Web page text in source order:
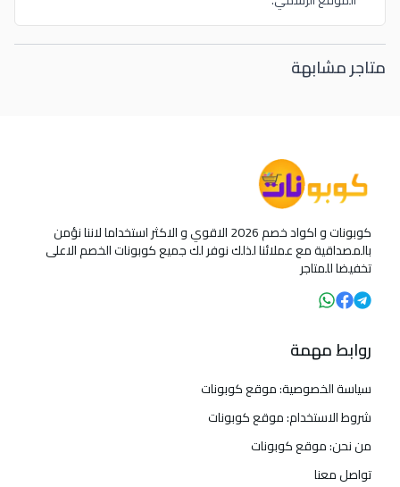
متاجر مشابهة
كوبونات و اكواد خصم 2026 الاقوي و الاكثر استخداما لاننا نؤمن
بالمصداقية مع عملائنا لذلك نوفر لك جميع كوبونات الخصم الاعلى
تخفيضا للمتاجر
روابط مهمة
سياسة الخصوصية: موقع كوبونات
شروط الاستخدام: موقع كوبونات
من نحن: موقع كوبونات
تواصل معنا